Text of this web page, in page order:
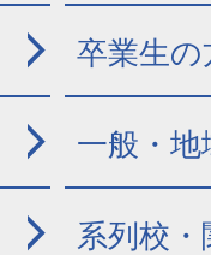
卒業生の
一般・地
系列校